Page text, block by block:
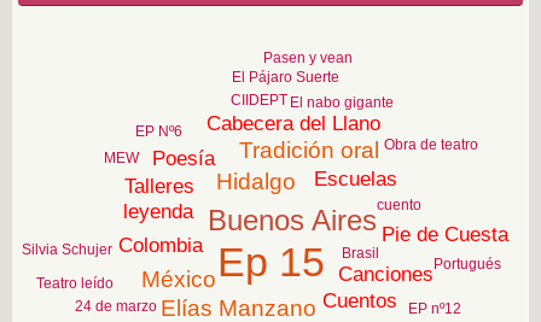
Ep 15
Buenos Aires
Elías Manzano
Hidalgo
México
Tradición oral
Cabecera del Llano
Canciones
Colombia
Cuentos
Escuelas
leyenda
Pie de Cuesta
Poesía
Talleres
24 de marzo
Brasil
CIIDEPT
cuento
El nabo gigante
El Pájaro Suerte
EP nº12
EP Nº6
MEW
Obra de teatro
Pasen y vean
Portugués
Silvia Schujer
Teatro leído